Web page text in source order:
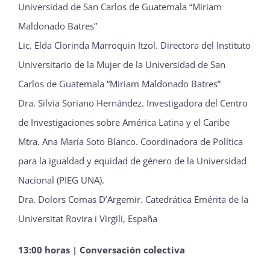
Universidad de San Carlos de Guatemala “Miriam
Maldonado Batres”
Lic. Elda Clorinda Marroquin Itzol. Directora del Instituto
Universitario de la Mujer de la Universidad de San
Carlos de Guatemala “Miriam Maldonado Batres”
Dra. Silvia Soriano Hernández. Investigadora del Centro
de Investigaciones sobre América Latina y el Caribe
Mtra. Ana María Soto Blanco. Coordinadora de Política
para la igualdad y equidad de género de la Universidad
Nacional (PIEG UNA).
Dra. Dolors Comas D’Argemir. Catedrática Emérita de la
Universitat Rovira i Virgili, España
13:00 horas | Conversación colectiva